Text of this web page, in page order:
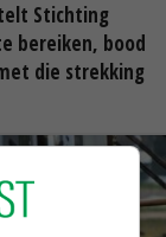
Stichting
bereiken, bood
die strekking